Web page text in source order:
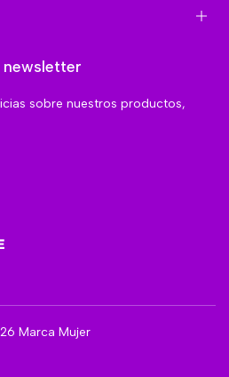
sobre nuestros productos,
Marca Mujer